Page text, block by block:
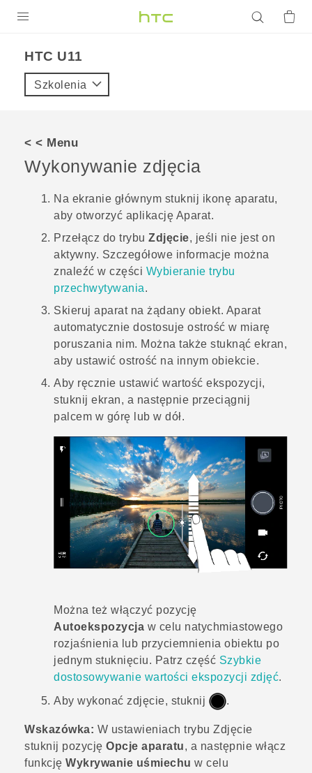
VIVE
POMOC TECHNICZNA
Urządzenia i akcesoria HTC
Zaloguj się
HTC U11‎
Szkolenia
< < Menu
Wykonywanie zdjęcia
Na ekranie głównym stuknij ikonę aparatu,
aby otworzyć aplikację Aparat.
Przełącz do trybu Zdjęcie, jeśli nie jest on
aktywny. Szczegółowe informacje można
znaleźć w części Wybieranie trybu
przechwytywania.
Skieruj aparat na żądany obiekt. Aparat
automatycznie dostosuje ostrość w miarę
poruszania nim. Można także stuknąć ekran,
aby ustawić ostrość na innym obiekcie.
Aby ręcznie ustawić wartość ekspozycji,
stuknij ekran, a następnie przeciągnij
palcem w górę lub w dół.
Można też włączyć pozycję
Autoekspozycja w celu natychmiastowego
rozjaśnienia lub przyciemnienia obiektu po
jednym stuknięciu. Patrz część Szybkie
dostosowywanie wartości ekspozycji zdjęć.
Aby wykonać zdjęcie, stuknij
.
Wskazówka: W ustawieniach trybu Zdjęcie
stuknij pozycję Opcje aparatu, a następnie włącz
funkcję Wykrywanie uśmiechu w celu